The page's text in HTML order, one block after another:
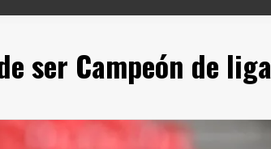
ser Campeón de liga